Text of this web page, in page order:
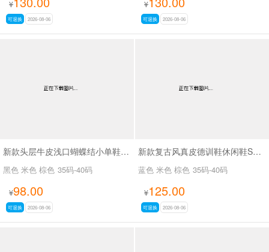
¥
可退换 2026-08-06
¥
可退换 2026-08-06
新款头层牛皮浅口蝴蝶结小单鞋SA7801
黑色 米色 棕色 35码-40码
¥98.00
可退换 2026-08-06
新款复古风真皮德训鞋休闲鞋SA2696
蓝色 米色 棕色 35码-40码
¥125.00
可退换 2026-08-06